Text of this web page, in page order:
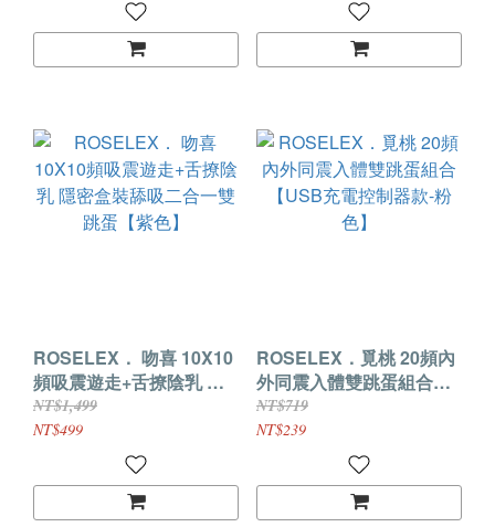
ROSELEX． 吻喜 10X10
頻吸震遊走+舌撩陰乳 隱
密盒裝舔吸二合一雙跳蛋
【紫色】
NT$1,499
NT$499
ROSELEX．覓桃 20頻內
外同震入體雙跳蛋組合
【USB充電控制器款-粉
色】
NT$719
NT$239